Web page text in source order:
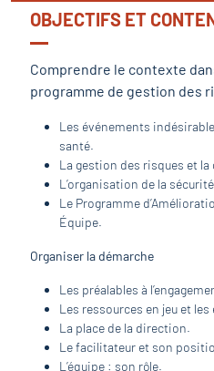
OBJECTIFS ET
Comprendre le contexte
programme de gestion des
Les événements
santé.
La gestion des risques et
L’organisation de la
Le Programme
Équipe.
Organiser la démarche
Les préalables à
Les ressources en jeu et les
La place de la direction.
Le facilitateur et son
L’équipe : son rôle.